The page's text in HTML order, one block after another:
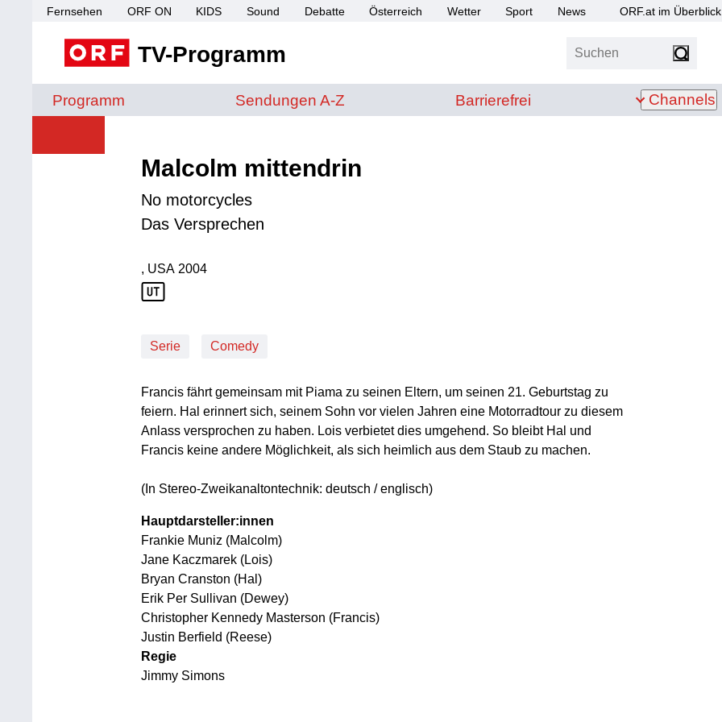
Fernsehen ORF ON KIDS Sound Debatte Österreich Wetter Sport News ORF.at im Überblick
TV-Programm Suchen
Programm Sendungen von A bis Z
Sendungen A-Z Barrierefrei
Barrierefrei Channels
Malcolm mittendrin
No motorcycles
Das Versprechen
Produktionsland: USA
, USA
Produktionsjahr: 2004
2004
Serie Comedy
Francis fährt gemeinsam mit Piama zu seinen Eltern, um seinen 21. Geburtstag zu
feiern. Hal erinnert sich, seinem Sohn vor vielen Jahren eine Motorradtour zu diesem
Anlass versprochen zu haben. Lois verbietet dies umgehend. So bleibt Hal und
Francis keine andere Möglichkeit, als sich heimlich aus dem Staub zu machen.
(In Stereo-Zweikanaltontechnik: deutsch / englisch)
Hauptdarsteller:innen
Frankie Muniz (Malcolm)
Jane Kaczmarek (Lois)
Bryan Cranston (Hal)
Erik Per Sullivan (Dewey)
Christopher Kennedy Masterson (Francis)
Justin Berfield (Reese)
Regie
Jimmy Simons